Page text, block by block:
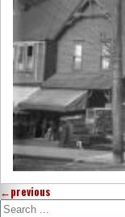
←previous
Search